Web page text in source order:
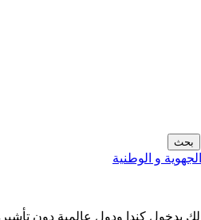
بدخول كندا ودول عالمية دون